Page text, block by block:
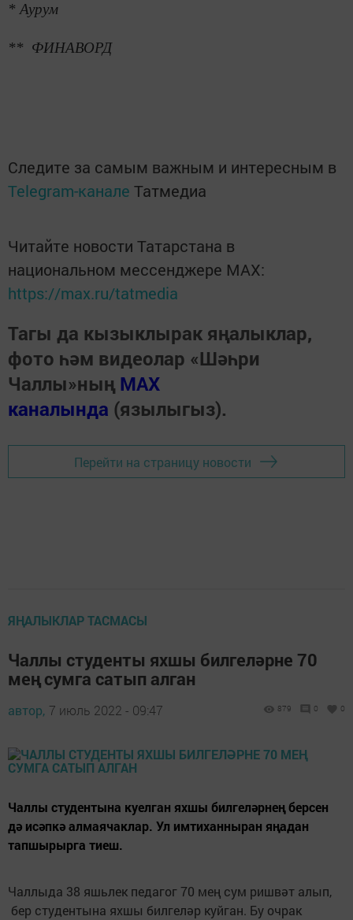
* Аурум
** ФИНАВОРД
Следите за самым важным и интересным в
Telegram-канале Татмедиа
Читайте новости Татарстана в
национальном мессенджере MАХ:
https://max.ru/tatmedia
Тагы да кызыклырак яңалыклар,
фото һәм видеолар «Шәһри
Чаллы»ның MAX
каналында (язылыгыз).
Перейти на страницу новости
ЯҢАЛЫКЛАР ТАСМАСЫ
Чаллы студенты яхшы билгеләрне 70
мең сумга сатып алган
автор, 7 июль 2022 - 09:47 879 0 0
Чаллы студентына куелган яхшы билгеләрнең берсен
дә исәпкә алмаячаклар. Ул имтиханныран яңадан
тапшырырга тиеш.
Чаллыда 38 яшьлек педагог 70 мең сум ришвәт алып,
бер студентына яхшы билгеләр куйган. Бу очрак